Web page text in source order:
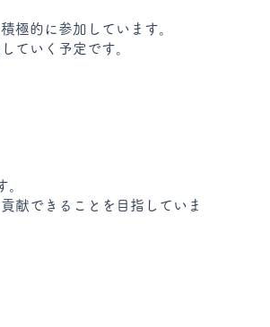
極的に参加しています。
ていく予定です。
献できることを目指していま